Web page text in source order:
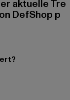
aktuelle Tre
DefShop p